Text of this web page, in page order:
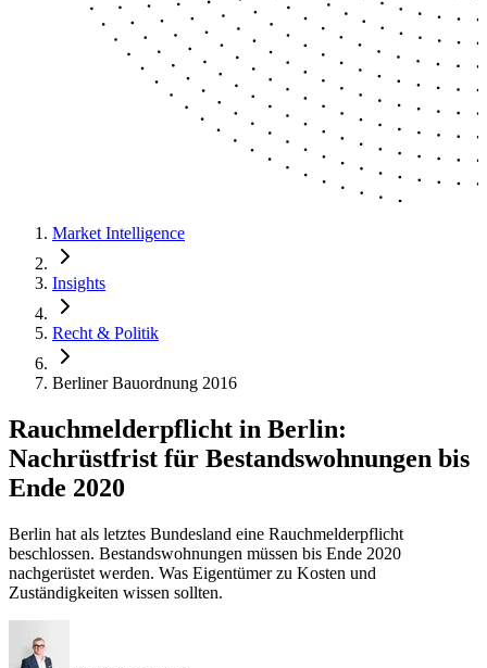
Market Intelligence
Insights
Recht & Politik
Berliner Bauordnung 2016
Rauchmelderpflicht in Berlin:
Nachrüstfrist für Bestandswohnungen bis
Ende 2020
Berlin hat als letztes Bundesland eine Rauchmelderpflicht
beschlossen. Bestandswohnungen müssen bis Ende 2020
nachgerüstet werden. Was Eigentümer zu Kosten und
Zuständigkeiten wissen sollten.